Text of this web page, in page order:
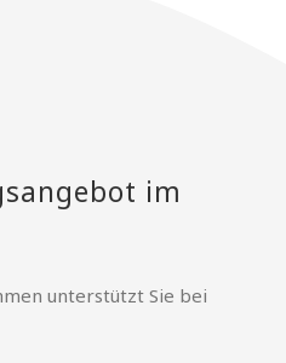
im
unterstützt Sie bei